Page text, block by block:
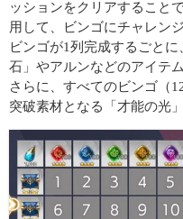
ッションをクリアすること
用して、ビンゴにチャレン
ビンゴが1列完成するごと
石」やアルンなどのアイテ
さらに、すべてのビンゴ（
突破素材となる「才能の光